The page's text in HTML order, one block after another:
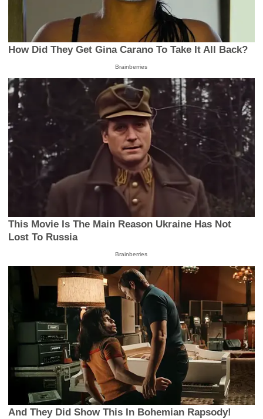
How Did They Get Gina Carano To Take It All Back?
Brainberries
This Movie Is The Main Reason Ukraine Has Not
Lost To Russia
Brainberries
And They Did Show This In Bohemian Rapsody!